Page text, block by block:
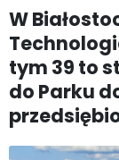
W
tym 39 to
do Parku